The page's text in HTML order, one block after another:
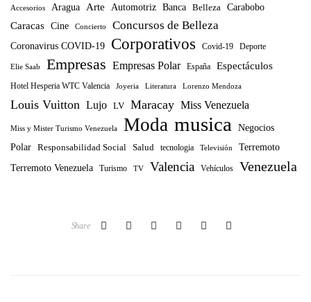
Accesorios Aragua Arte Automotriz Banca Belleza Carabobo
Caracas Cine Concierto Concursos de Belleza
Coronavirus COVID-19 Corporativos Covid-19 Deporte
Elie Saab Empresas Empresas Polar España Espectáculos
Hotel Hesperia WTC Valencia Joyeria Literatura Lorenzo Mendoza
Louis Vuitton Lujo LV Maracay Miss Venezuela
Miss y Mister Turismo Venezuela Moda musica
Negocios
Polar
Responsabilidad Social Salud tecnologia Televisión Terremoto
Terremoto Venezuela Turismo TV Valencia Vehículos Venezuela
Share